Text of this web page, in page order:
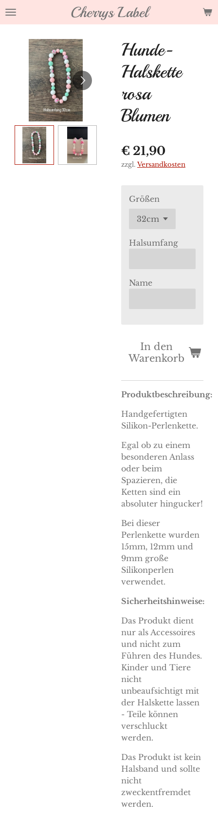
Zum
Cherrys Label
Hunde-
Halskette
rosa
Blumen
€ 21,90
zzgl. Versandkosten
Größen
Halsumfang
Name
In den
Warenkorb
Produktbeschreibung:
Handgefertigten
Silikon-Perlenkette.
Egal ob zu einem
besonderen Anlass
oder beim
Spazieren, die
Ketten sind ein
absoluter hingucker!
Bei dieser
Perlenkette wurden
15mm, 12mm und
9mm große
Silikonperlen
verwendet.
Sicherheitshinweise:
Das Produkt dient
nur als Accessoires
und nicht zum
Führen des Hundes.
Kinder und Tiere
nicht
unbeaufsichtigt mit
der Halskette lassen
- Teile können
verschluckt
werden.
Das Produkt ist kein
Halsband und sollte
nicht
zweckentfremdet
werden.